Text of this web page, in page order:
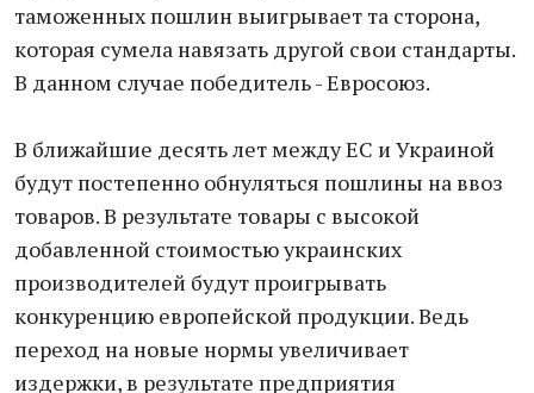
таможенных пошлин выигрывает та сторона,
которая сумела навязать другой свои стандарты.
В данном случае победитель - Евросоюз.
В ближайшие десять лет между ЕС и Украиной
будут постепенно обнуляться пошлины на ввоз
товаров. В результате товары с высокой
добавленной стоимостью украинских
производителей будут проигрывать
конкуренцию европейской продукции. Ведь
переход на новые нормы увеличивает
издержки, в результате предприятия